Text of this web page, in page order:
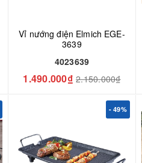
Vỉ nướng điện Elmich EGE-
3639
4023639
1.490.000₫ 2.150.000₫
- 49%